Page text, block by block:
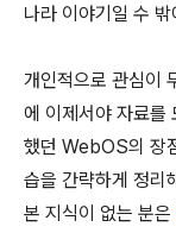
나라 이야기일 수
개인적으로 관심이
에 이제서야 자료를
했던 WebOS의 장
습을 간략하게 정리
본 지식이 없는 분은